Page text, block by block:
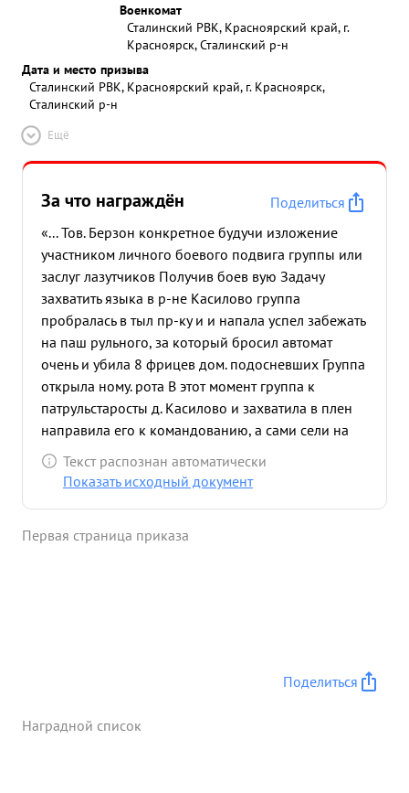
Военкомат
Сталинский РВК, Красноярский край, г.
Красноярск, Сталинский р-н
Дата и место призыва
Сталинский РВК, Красноярский край, г. Красноярск,
Сталинский р-н
Ещё
За что награждён
Поделиться
«... Тов. Берзон конкретное будучи изложение
участником личного боевого подвига группы или
заслуг лазутчиков Получив боев вую Задачу
захватить языка в р-не Касилово группа
пробралась в тыл пр-ку и и напала успел забежать
на паш рульного, за который бросил автомат
очень и убила 8 фрицев дом. подосневших Группа
открыла ному. рота В этот момент группа к
патрульстаросты д. Касилово и захватила в плен
направила его к командованию, а сами сели на
прор вавшиеся танки в деревню и указы вая
танкистам цели помогали им в их под влении
растрелями до 15 фрицев и взяли в плен 5
Текст распознан автоматически
Показать исходный документ
Первая страница приказа
Поделиться
Наградной список